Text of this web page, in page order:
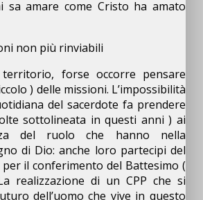
sa amare come Cristo ha amato
non più rinviabili
forse occorre pensare
) delle missioni. L’impossibilità
del sacerdote fa prendere
sottolineata in questi anni ) ai
del ruolo che hanno nella
di Dio: anche loro partecipi del
il conferimento del Battesimo (
realizzazione di un CPP che si
dell’uomo che vive in questo